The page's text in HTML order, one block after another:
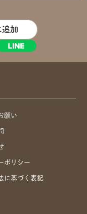
追加
願い
ポリシー
に基づく表記